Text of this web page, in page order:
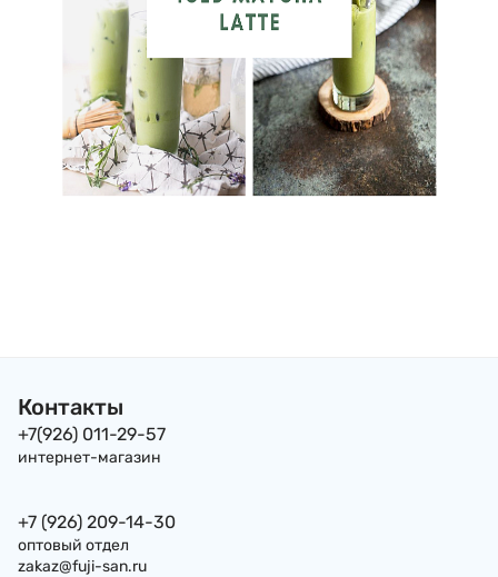
Контакты
+7(926) 011-29-57
интернет-магазин
+7 (926) 209-14-30
оптовый отдел
zakaz@fuji-san.ru